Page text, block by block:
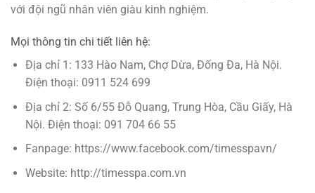
với đội ngũ nhân viên giàu kinh nghiệm.
Mọi thông tin chi tiết liên hệ:
Địa chỉ 1: 133 Hào Nam, Chợ Dừa, Đống Đa, Hà Nội.
Điện thoại: 0911 524 699
Địa chỉ 2: Số 6/55 Đỗ Quang, Trung Hòa, Cầu Giấy, Hà
Nội. Điện thoại: 091 704 66 55
Fanpage: https://www.facebook.com/timesspavn/
Website: http://timesspa.com.vn